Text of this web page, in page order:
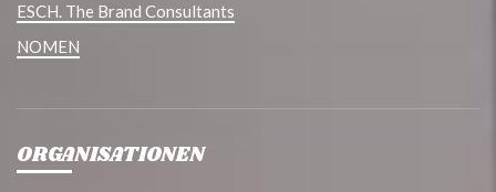
ESCH. The Brand Consultants
NOMEN
ORGANISATIONEN